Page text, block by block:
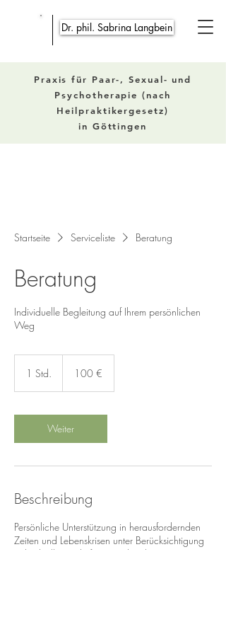
Dr. phil. Sabrina Langbein
Praxis für Paar-, Sexual- und
Psychotherapie (nach
Heilpraktikergesetz)
in Göttingen
Startseite Serviceliste Beratung
Beratung
Individuelle Begleitung auf Ihrem persönlichen
Weg
1 Std.
d
100 €
Weiter
Beschreibung
Persönliche Unterstützung in herausfordernden
Zeiten und Lebenskrisen unter Berücksichtigung
individueller Bedürfnisse und Ziele.